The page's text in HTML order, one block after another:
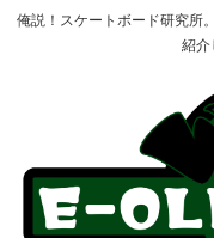
俺説！スケートボード研究所
紹介